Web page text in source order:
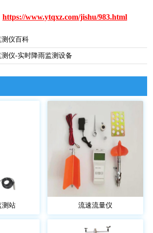
https://www.ytqxz.com/jishu/983.html
仪百科
仪-实时降雨监测设备
测站 流速流量仪